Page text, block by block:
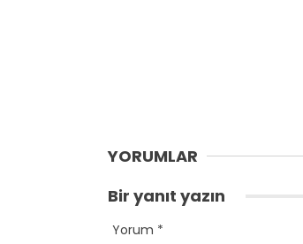
YORUMLAR
Bir yanıt yazın
Yorum *